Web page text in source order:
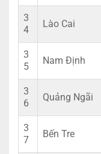
3
4
Lào Cai
3
5
Nam Định
3
6
Quảng Ngãi
3
7
Bến Tre